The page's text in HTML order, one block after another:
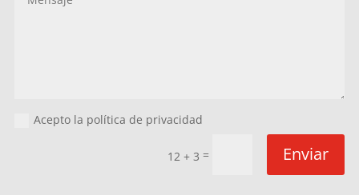
Acepto la política de privacidad
12 + 3 = Enviar